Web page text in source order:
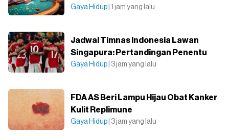
Gaya Hidup | 1 jam yang lalu
Jadwal Timnas Indonesia Lawan
Singapura: Pertandingan Penentu
Gaya Hidup | 3 jam yang lalu
FDA AS Beri Lampu Hijau Obat Kanker
Kulit Replimune
Gaya Hidup | 3 jam yang lalu